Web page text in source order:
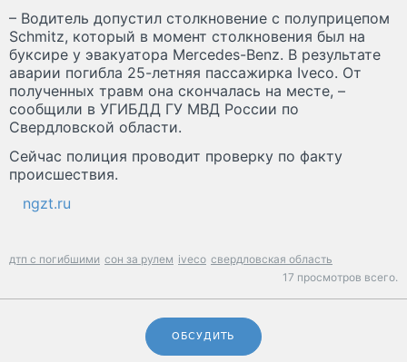
– Водитель допустил столкновение с полуприцепом
Schmitz, который в момент столкновения был на
буксире у эвакуатора Mercedes-Benz. В результате
аварии погибла 25-летняя пассажирка Iveco. От
полученных травм она скончалась на месте, –
сообщили в УГИБДД ГУ МВД России по
Свердловской области.
Сейчас полиция проводит проверку по факту
происшествия.
ngzt.ru
дтп с погибшими сон за рулем iveco свердловская область
17 просмотров всего.
ОБСУДИТЬ